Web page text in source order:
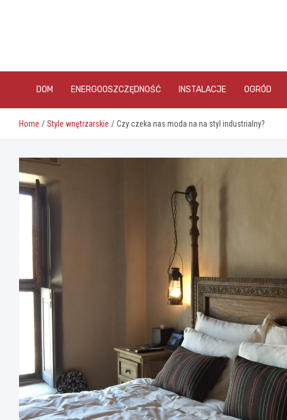
DOM ENERGOOSZCZĘDNOŚĆ INSTALACJE OGRÓD
Home Style wnętrzarskie Czy czeka nas moda na na styl industrialny?